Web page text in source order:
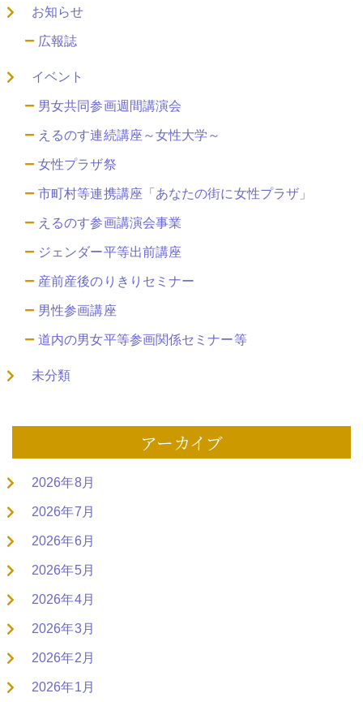
お知らせ
広報誌
イベント
男女共同参画週間講演会
えるのす連続講座～女性大学～
女性プラザ祭
市町村等連携講座「あなたの街に女性プラザ」
えるのす参画講演会事業
ジェンダー平等出前講座
産前産後のりきりセミナー
男性参画講座
道内の男女平等参画関係セミナー等
未分類
アーカイブ
2026年8月
2026年7月
2026年6月
2026年5月
2026年4月
2026年3月
2026年2月
2026年1月